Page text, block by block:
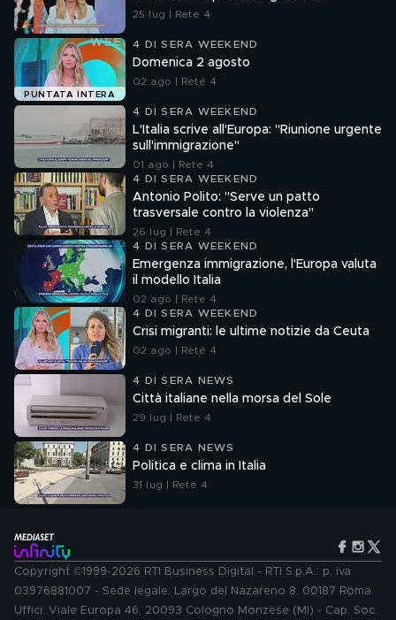
25 lug | Rete 4
PUNTATA INTERA
4 DI SERA WEEKEND
Domenica 2 agosto
02 ago | Rete 4
4 DI SERA WEEKEND
L'Italia scrive all'Europa: "Riunione urgente
sull'immigrazione"
01 ago | Rete 4
4 DI SERA WEEKEND
Antonio Polito: "Serve un patto
trasversale contro la violenza"
26 lug | Rete 4
4 DI SERA WEEKEND
Emergenza immigrazione, l'Europa valuta
il modello Italia
02 ago | Rete 4
4 DI SERA WEEKEND
Crisi migranti: le ultime notizie da Ceuta
02 ago | Rete 4
4 DI SERA NEWS
Città italiane nella morsa del Sole
29 lug | Rete 4
4 DI SERA NEWS
Politica e clima in Italia
31 lug | Rete 4
Copyright ©1999-2026 RTI Business Digital - RTI S.p.A.: p. iva
03976881007 - Sede legale: Largo del Nazareno 8, 00187 Roma.
Uffici: Viale Europa 46, 20093 Cologno Monzese (MI) - Cap. Soc.